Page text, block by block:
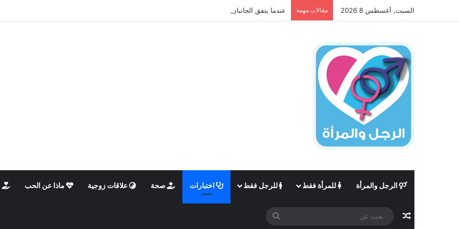
السبت, أغسطس 8 2026 مقالات مهمة عندما يتفق الجانبان الذكوري والأنثوي داخلنا، ما الذي يحدث؟
الرجل والمرأة للمرأة فقط للرجل فقط اختبارات صحة علاقات زوجية ماذا عن الحب
مقال عشوائي
بحث